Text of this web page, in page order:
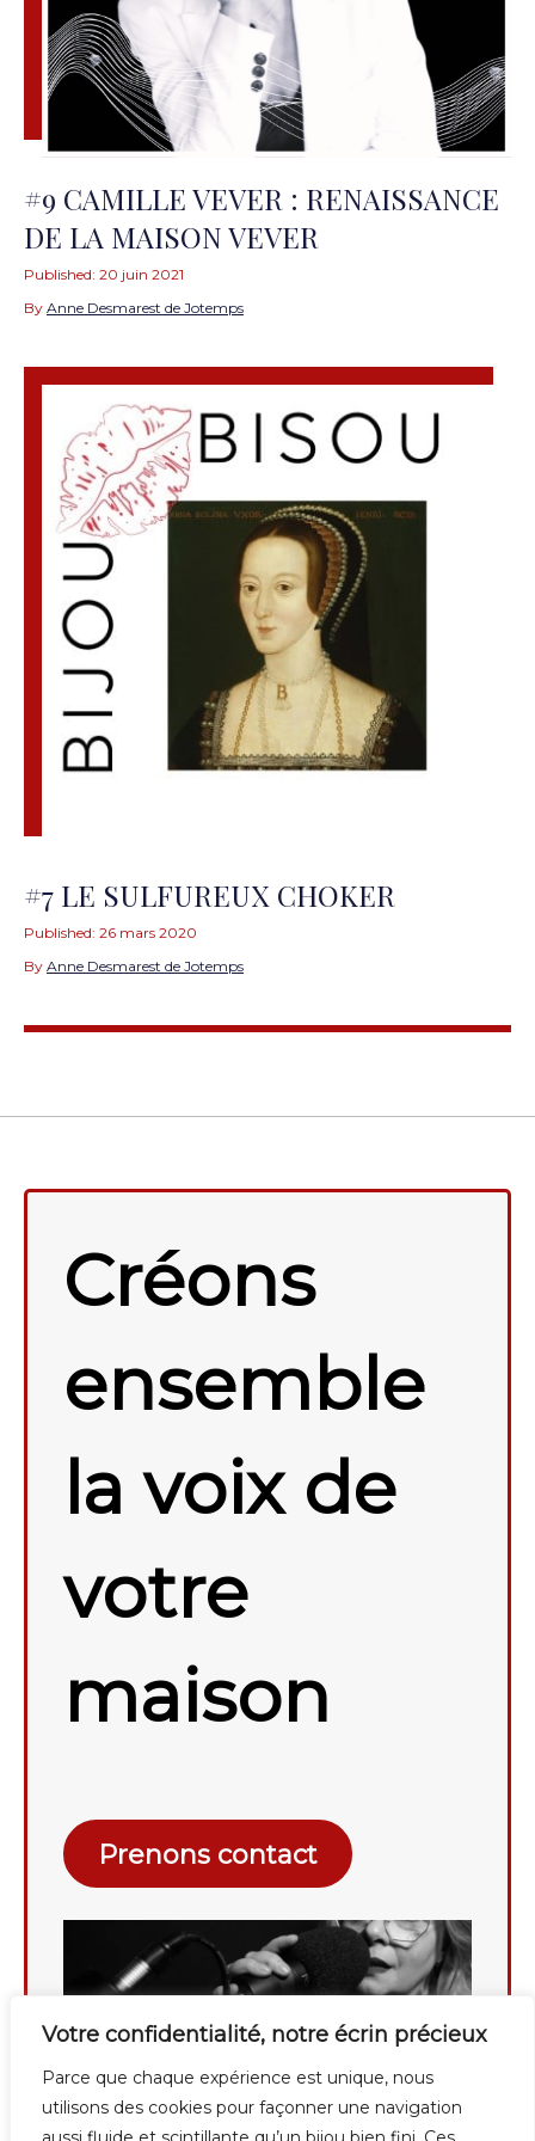
Votre confidentialité, notre écrin précieux
Parce que chaque expérience est unique, nous
utilisons des cookies pour façonner une navigation
#9 CAMILLE VEVER : RENAISSANCE
DE LA MAISON VEVER
Published: 20 juin 2021
By Anne Desmarest de Jotemps
#7 LE SULFUREUX CHOKER
Published: 26 mars 2020
By Anne Desmarest de Jotemps
Créons
ensemble
la voix de
votre
maison
Prenons contact